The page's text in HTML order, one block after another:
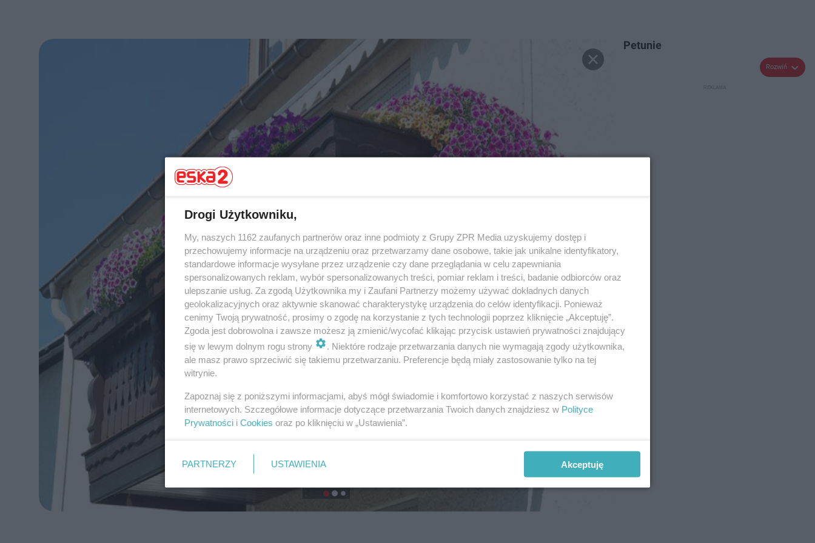
Petunie
Rozwiń
Drogi Użytkowniku,
My, naszych 1162 zaufanych partnerów oraz inne podmioty z Grupy ZPR Media uzyskujemy dostęp i
przechowujemy informacje na urządzeniu oraz przetwarzamy dane osobowe, takie jak unikalne identyfikatory,
standardowe informacje wysyłane przez urządzenie czy dane przeglądania w celu zapewniania
spersonalizowanych reklam, wybór spersonalizowanych treści, pomiar reklam i treści, badanie odbiorców oraz
ulepszanie usług. Za zgodą Użytkownika my i Zaufani Partnerzy możemy używać dokładnych danych
geolokalizacyjnych oraz aktywnie skanować charakterystykę urządzenia do celów identyfikacji. Ponieważ
cenimy Twoją prywatność, prosimy o zgodę na korzystanie z tych technologii poprzez kliknięcie „Akceptuję”.
Zgoda jest dobrowolna i zawsze możesz ją zmienić/wycofać klikając przycisk ustawień prywatności znajdujący
się w lewym dolnym rogu strony
. Niektóre rodzaje przetwarzania danych nie wymagają zgody użytkownika,
ale masz prawo sprzeciwić się takiemu przetwarzaniu. Preferencje będą miały zastosowanie tylko na tej
witrynie.
Zapoznaj się z poniższymi informacjami, abyś mógł świadomie i komfortowo korzystać z naszych serwisów
internetowych. Szczegółowe informacje dotyczące przetwarzania Twoich danych znajdziesz w Polityce
Prywatności i Cookies oraz po kliknięciu w „Ustawienia”.
PARTNERZY USTAWIENIA Akceptuję